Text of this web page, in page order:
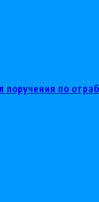
поручения по